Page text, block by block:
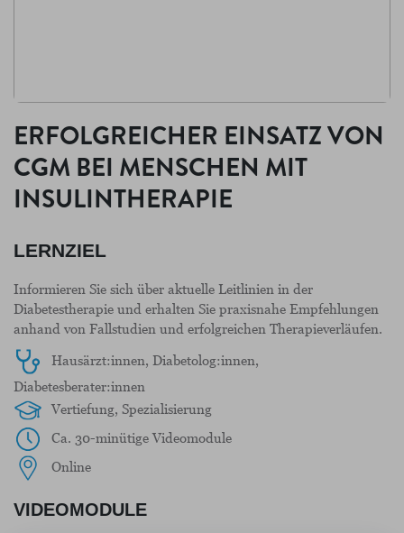
ERFOLGREICHER EINSATZ VON
CGM BEI MENSCHEN MIT
INSULINTHERAPIE
LERNZIEL
Informieren Sie sich über aktuelle Leitlinien in der
Diabetestherapie und erhalten Sie praxisnahe Empfehlungen
anhand von Fallstudien und erfolgreichen Therapieverläufen.
Hausärzt:innen, Diabetolog:innen,
Diabetesberater:innen
Vertiefung, Spezialisierung
Ca. 30-minütige Videomodule
Online
VIDEOMODULE